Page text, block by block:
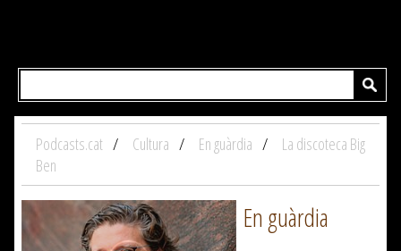
Podcasts.cat Cultura En guàrdia
La discoteca Big
Ben
En guàrdia